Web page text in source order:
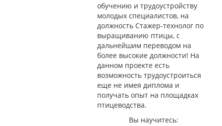
обучению и трудоустройству
молодых специалистов, на
должность Стажер-технолог по
выращиванию птицы, с
дальнейшим переводом на
более высокие должности! На
данном проекте есть
возможность трудоустроиться
еще не имея диплома и
получать опыт на площадках
птицеводства.
Вы научитесь: